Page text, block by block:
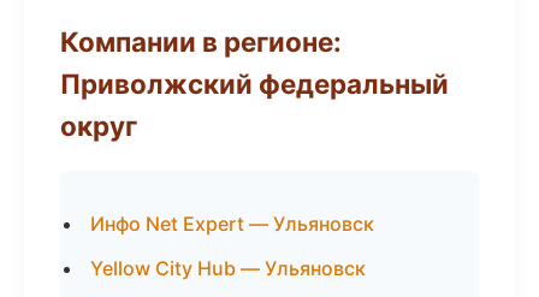
Компании в регионе:
Приволжский федеральный
округ
Инфо Net Expert — Ульяновск
Yellow City Hub — Ульяновск